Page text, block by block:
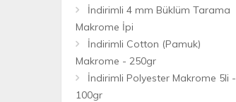
İndirimli 4 mm Büklüm Tarama
Makrome İpi
İndirimli Cotton (Pamuk)
Makrome - 250gr
İndirimli Polyester Makrome 5li -
100gr